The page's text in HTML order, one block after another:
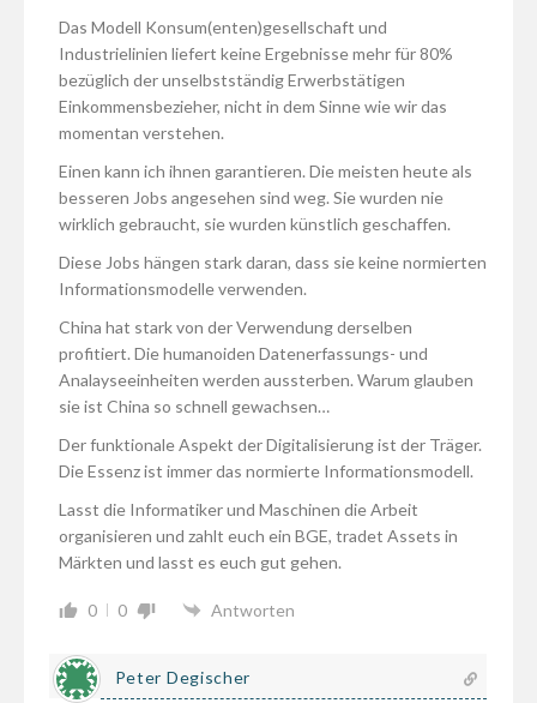
Das Modell Konsum(enten)gesellschaft und
Industrielinien liefert keine Ergebnisse mehr für 80%
bezüglich der unselbstständig Erwerbstätigen
Einkommensbezieher, nicht in dem Sinne wie wir das
momentan verstehen.
Einen kann ich ihnen garantieren. Die meisten heute als
besseren Jobs angesehen sind weg. Sie wurden nie
wirklich gebraucht, sie wurden künstlich geschaffen.
Diese Jobs hängen stark daran, dass sie keine normierten
Informationsmodelle verwenden.
China hat stark von der Verwendung derselben
profitiert. Die humanoiden Datenerfassungs- und
Analayseeinheiten werden aussterben. Warum glauben
sie ist China so schnell gewachsen…
Der funktionale Aspekt der Digitalisierung ist der Träger.
Die Essenz ist immer das normierte Informationsmodell.
Lasst die Informatiker und Maschinen die Arbeit
organisieren und zahlt euch ein BGE, tradet Assets in
Märkten und lasst es euch gut gehen.
0 0 Antworten
Peter Degischer